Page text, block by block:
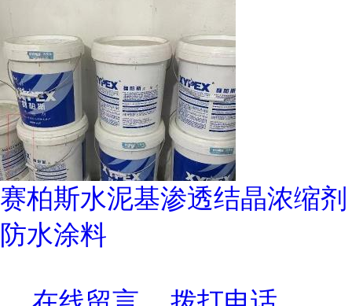
赛柏斯水泥基渗透结晶浓缩剂
防水涂料